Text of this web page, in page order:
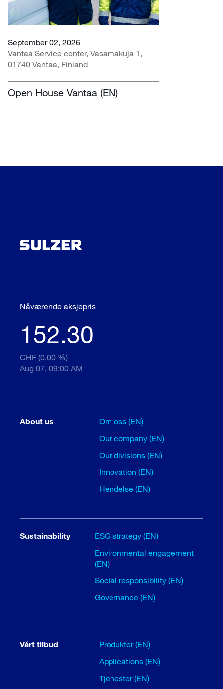
September 02, 2026
Vantaa Service center, Vasamakuja 1,
01740 Vantaa, Finland
Open House Vantaa (EN)
Nåværende aksjepris
152.30
CHF (0.00 %)
Aug 07, 09:00 AM
About us
Om oss (EN)
Our company (EN)
Our divisions (EN)
Innovation (EN)
Hendelse (EN)
Sustainability
ESG strategy (EN)
Environmental engagement
(EN)
Social responsibility (EN)
Governance (EN)
Vårt tilbud
Produkter (EN)
Applications (EN)
Tjenester (EN)